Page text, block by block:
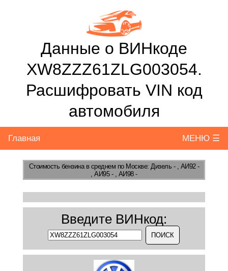
Данные о ВИНкоде
XW8ZZZ61ZLG003054.
Расшифровать VIN код
автомобиля
Главная МЕНЮ ☰
Стоимость бензинав среднем по Москве: Дизель - , АИ92 -
, АИ95 - , АИ98 -
Введите ВИНкод: